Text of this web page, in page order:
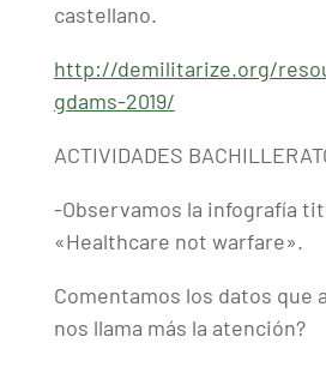
castellano.
http://demilitarize.org/
gdams-2019/
ACTIVIDADES
-Observamos la infografía
«Healthcare not warfare».
Comentamos los datos que
nos llama más la atención?